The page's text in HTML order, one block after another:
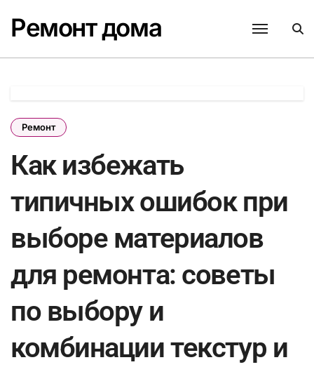
содержанию
Ремонт дома
Ремонт
Как избежать
типичных ошибок при
выборе материалов
для ремонта: советы
по выбору и
комбинации текстур и